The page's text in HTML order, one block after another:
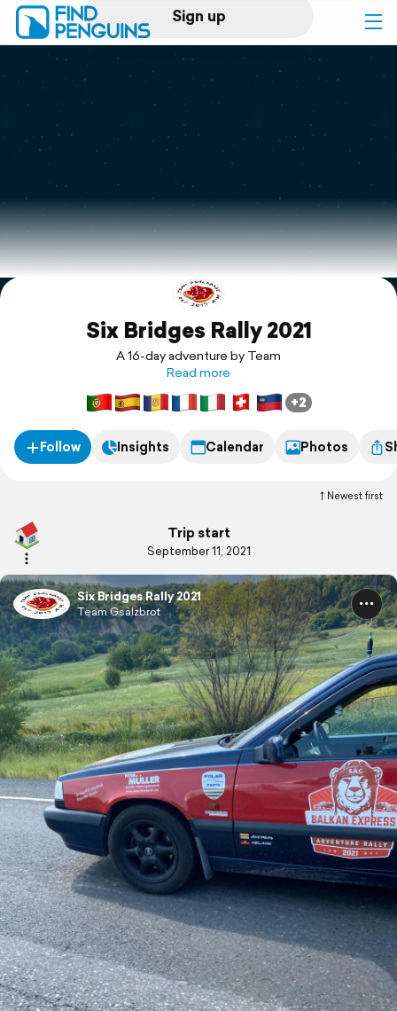
Sign up
Log in
Print a book
Flyover video
Explore
Support
Six Bridges Rally 2021
A 16-day adventure by Team
Read more
+2
Follow Insights Calendar Photos
Newest first
Trip start
September 11, 2021
Six Bridges Rally 2021
Team Gsälzbrot